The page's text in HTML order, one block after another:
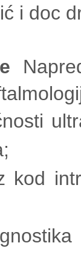
i doc
kod